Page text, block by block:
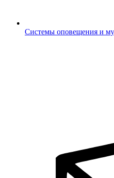
Системы оповещения и